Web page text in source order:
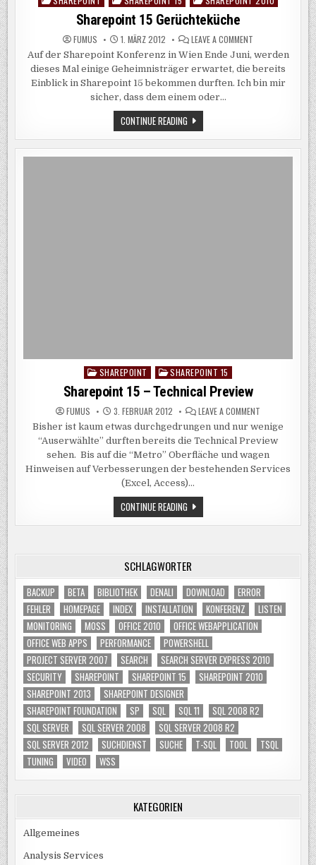
Sharepoint 15 Gerüchteküche
FUMUS 1. MÄRZ 2012 LEAVE A COMMENT
15
GERÜCHTEKÜCHE
Auf der Sharepoint Konferenz in Wien Ende Juni, werden
dieses Mal einige Geheimnisträger erwartet, die bereits
Einblick in Sharepoint 15 bekommen durften. Ich bin mir
sicher, dass dem einem oder…
CONTINUE READINGSHAREPOINT
15
GERÜCHTEKÜCHE
Posted
SHAREPOINT SHAREPOINT 15
Sharepoint 15 – Technical Preview
FUMUS 3. FEBRUAR 2012 LEAVE A COMMENT
15
–
TECHNICAL
PREVIEW
Bisher ist kaum etwas durchgedrungen und nur wenige
“Auserwählte” durften bereits die Technical Preview
sehen. Bis auf die “Metro” Oberfläche und wagen
Hinweisen auf Verbesserungen der bestehenden Services
(Excel, Access)…
CONTINUE READINGSHAREPOINT
15
–
SCHLAGWÖRTER
BACKUP BETA BIBLIOTHEK DENALI DOWNLOAD
ERROR
FEHLER
HOMEPAGE INDEX INSTALLATION KONFERENZ
LISTEN
MONITORING
MOSS OFFICE 2010
OFFICE WEBAPPLICATION
OFFICE WEB APPS
PERFORMANCE
POWERSHELL
PROJECT SERVER 2007
SEARCH
SEARCH SERVER EXPRESS 2010
SECURITY
SHAREPOINT SHAREPOINT 15
SHAREPOINT 2010
SHAREPOINT 2013
SHAREPOINT DESIGNER
SHAREPOINT FOUNDATION
SP SQL SQL 11
SQL 2008 R2
SQL SERVER
SQL SERVER 2008
SQL SERVER 2008 R2
SQL SERVER 2012
SUCHDIENST SUCHE T-SQL TOOL
TSQL
TUNING
VIDEO WSS
KATEGORIEN
Allgemeines
Analysis Services